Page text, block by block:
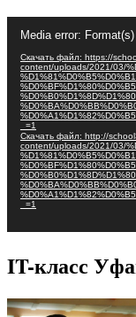
Media error:
Скачать файл: https://
content/uploads/2021/03/
_=1
Скачать файл: http://
content/uploads/2021/03/
_=1
IT-класс
Видеоплеер